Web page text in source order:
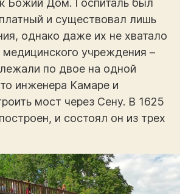
Божий Дом. Госпиталь был
и существовал лишь
однако даже их не хватало
медицинского учреждения –
по двое на одной
инженера Камаре и
мост через Сену. В 1625
и состоял он из трех